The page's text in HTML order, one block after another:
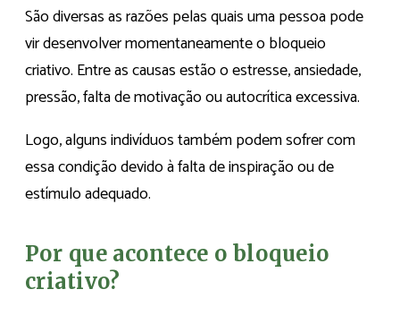
São diversas as razões pelas quais uma pessoa pode
vir desenvolver momentaneamente o bloqueio
criativo. Entre as causas estão o estresse, ansiedade,
pressão, falta de motivação ou autocrítica excessiva.
Logo, alguns indivíduos também podem sofrer com
essa condição devido à falta de inspiração ou de
estímulo adequado.
Por que acontece o bloqueio
criativo?